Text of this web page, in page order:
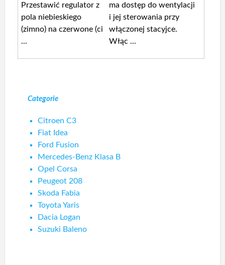
Przestawić regulator z
pola niebieskiego
(zimno) na czerwone (ci
...
ma dostęp do wentylacji
i jej sterowania przy
włączonej stacyjce.
Włąc ...
Categorie
Citroen C3
Fiat Idea
Ford Fusion
Mercedes-Benz Klasa B
Opel Corsa
Peugeot 208
Skoda Fabia
Toyota Yaris
Dacia Logan
Suzuki Baleno